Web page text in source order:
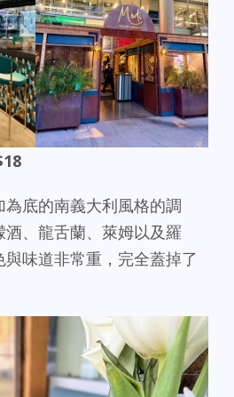
底的南義大利風格的調
、龍舌蘭、萊姆以及羅
味道非常重，完全蓋掉了